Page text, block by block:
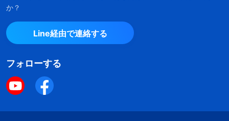
か？
Line経由で連絡する
フォローする